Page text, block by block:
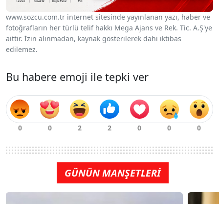
www.sozcu.com.tr internet sitesinde yayınlanan yazı, haber ve
fotoğrafların her türlü telif hakkı Mega Ajans ve Rek. Tic. A.Ş'ye
aittir. İzin alınmadan, kaynak gösterilerek dahi iktibas
edilemez.
Bu habere emoji ile tepki ver
GÜNÜN MANŞETLERİ